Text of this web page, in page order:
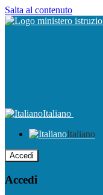
Salta al contenuto
Italiano
Italiano
Accedi
Accedi